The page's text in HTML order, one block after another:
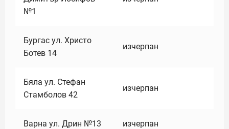
№1
Бургас ул. Христо
Ботев 14
изчерпан
Бяла ул. Стефан
Стамболов 42
изчерпан
Варна ул. Дрин №13 изчерпан